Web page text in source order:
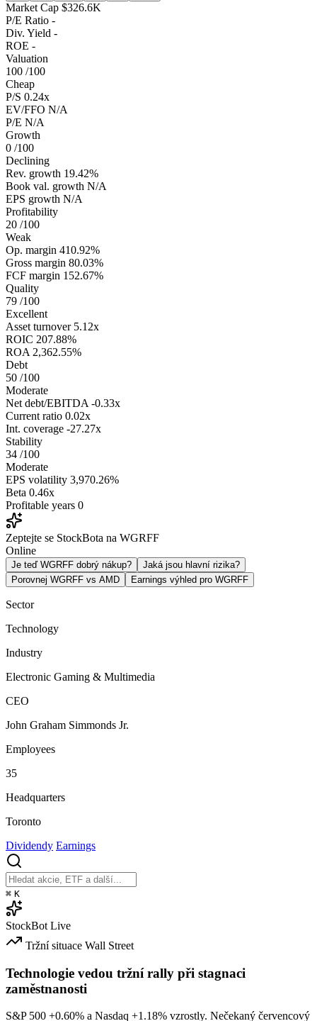
Market Cap $326.6K
P/E Ratio -
Div. Yield -
ROE -
Valuation
100 /100
Cheap
P/S 0.24x
EV/FFO N/A
P/E N/A
Growth
0 /100
Declining
Rev. growth 19.42%
Book val. growth N/A
EPS growth N/A
Profitability
20 /100
Weak
Op. margin 410.92%
Gross margin 80.03%
FCF margin 152.67%
Quality
79 /100
Excellent
Asset turnover 5.12x
ROIC 207.88%
ROA 2,362.55%
Debt
50 /100
Moderate
Net debt/EBITDA -0.33x
Current ratio 0.02x
Int. coverage -27.27x
Stability
34 /100
Moderate
EPS volatility 3,970.26%
Beta 0.46x
Profitable years 0
Zeptejte se StockBota na WGRFF
Online
Je teď WGRFF dobrý nákup?
Jaká jsou hlavní rizika?
Porovnej WGRFF vs AMD
Earnings výhled pro WGRFF
Sector
Technology
Industry
Electronic Gaming & Multimedia
CEO
John Graham Simmonds Jr.
Employees
35
Headquarters
Toronto
Dividendy Earnings
⌘ K
StockBot Live
Tržní situace Wall Street
Technologie vedou tržní rally při stagnaci
zaměstnanosti
S&P 500 +0.60% a Nasdaq +1.18% vzrostly. Nečekaný červencový